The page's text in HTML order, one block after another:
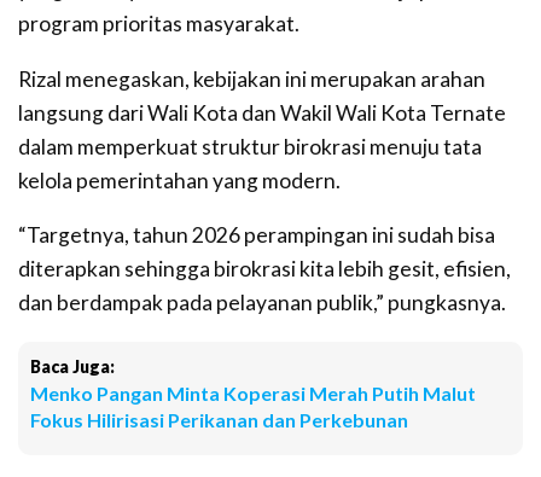
program prioritas masyarakat.
Rizal menegaskan, kebijakan ini merupakan arahan
langsung dari Wali Kota dan Wakil Wali Kota Ternate
dalam memperkuat struktur birokrasi menuju tata
kelola pemerintahan yang modern.
“Targetnya, tahun 2026 perampingan ini sudah bisa
diterapkan sehingga birokrasi kita lebih gesit, efisien,
dan berdampak pada pelayanan publik,” pungkasnya.
Baca Juga:
Menko Pangan Minta Koperasi Merah Putih Malut
Fokus Hilirisasi Perikanan dan Perkebunan